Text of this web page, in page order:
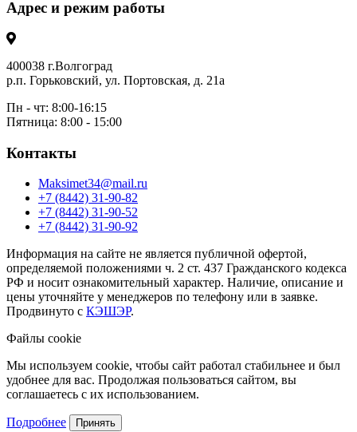
Адрес и режим работы
400038 г.Волгоград
р.п. Горьковский, ул. Портовская, д. 21а
Пн - чт: 8:00-16:15
Пятница: 8:00 - 15:00
Контакты
Maksimet34@mail.ru
+7 (8442) 31-90-82
+7 (8442) 31-90-52
+7 (8442) 31-90-92
Информация на сайте не является публичной офертой,
определяемой положениями ч. 2 ст. 437 Гражданского кодекса
РФ и носит ознакомительный характер. Наличие, описание и
цены уточняйте у менеджеров по телефону или в заявке.
Продвинуто с КЭШЭР.
Файлы cookie
Мы используем cookie, чтобы сайт работал стабильнее и был
удобнее для вас. Продолжая пользоваться сайтом, вы
соглашаетесь с их использованием.
Подробнее Принять